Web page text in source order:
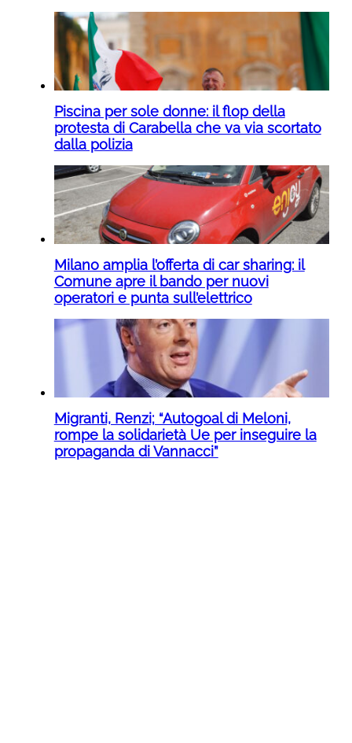
Piscina per sole donne: il flop della
protesta di Carabella che va via scortato
dalla polizia
Milano amplia l’offerta di car sharing: il
Comune apre il bando per nuovi
operatori e punta sull’elettrico
Migranti, Renzi; “Autogoal di Meloni,
rompe la solidarietà Ue per inseguire la
propaganda di Vannacci”